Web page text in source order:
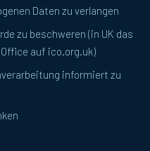
Daten zu verlangen
zu beschweren (in UK das
auf ico.org.uk)
informiert zu